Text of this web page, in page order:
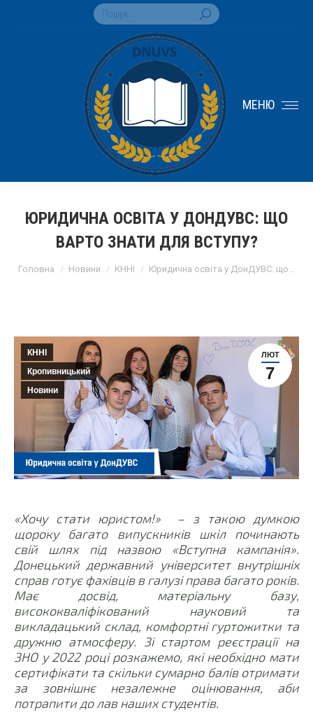
Search:
МЕНЮ
ЮРИДИЧНА ОСВІТА У ДОНДУВС: ЩО
ВАРТО ЗНАТИ ДЛЯ ВСТУПУ?
Головна Новини КННІ Юридична освіта у ДонДУВС: що…
ЛЮТ
7
КННІ
Кропивницький
Новини
«Хочу стати юристом!» – з такою думкою
щороку багато випускників шкіл починають
свій шлях під назвою «Вступна кампанія».
Донецький державний університет внутрішніх
справ готує фахівців в галузі права багато років.
Має досвід, матеріальну базу,
висококваліфікований науковий та
викладацький склад, комфортні гуртожитки та
дружню атмосферу. Зі стартом реєстрації на
ЗНО у 2022 році розкажемо, які необхідно мати
сертифікати та скільки сумарно балів отримати
за зовнішнє незалежне оцінювання, аби
потрапити до лав наших студентів.